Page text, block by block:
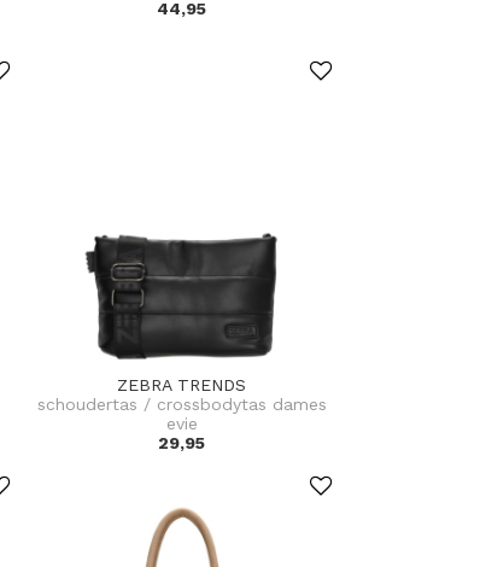
44,95
ZEBRA TRENDS
schoudertas / crossbodytas dames
evie
29,95